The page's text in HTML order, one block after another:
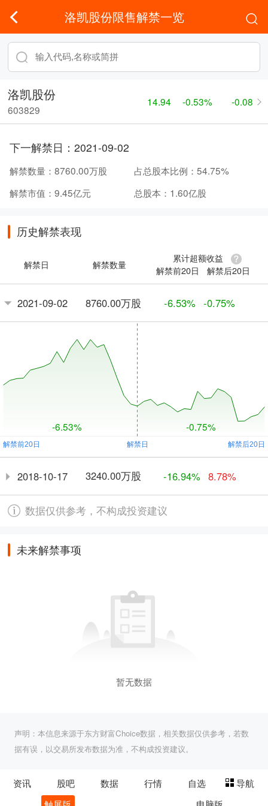
洛凯股份限售解禁一览
洛凯股份
603829
14.94 -0.53% -0.08
下一解禁日： 2021-09-02
解禁数量： 8760.00万股 占总股本比例： 54.75%
解禁市值： 9.45亿元 总股本： 1.60亿股
历史解禁表现
解禁日 解禁数量
累计超额收益
解禁前20日
解禁后20日
2021-09-02 8760.00万股 -6.53% -0.75%
-6.53% -0.75%
2018-10-17 3240.00万股 -16.94% 8.78%
数据仅供参考，不构成投资建议
未来解禁事项
暂无数据
声明：本信息来源于东方财富Choice数据，相关数据仅供参考，若数
据有误，以交易所发布数据为准，不构成投资建议。
资讯 股吧 数据 行情 自选
导航